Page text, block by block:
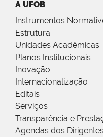
A UFOB
Instrumentos
Estrutura
Unidades Acadêmicas
Planos Institucionais
Inovação
Internacionalização
Editais
Serviços
Transparência e
Agendas dos